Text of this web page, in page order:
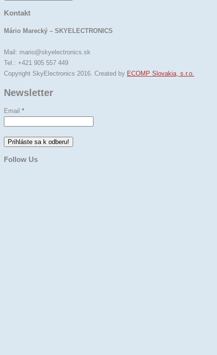
Kontakt
Mário Marecký – SKYELECTRONICS
Mail: mario@skyelectronics.sk
Tel.: +421 905 557 449
Copyright SkyElectronics 2016. Created by ECOMP Slovakia, s.r.o.
Newsletter
Email *
Follow Us